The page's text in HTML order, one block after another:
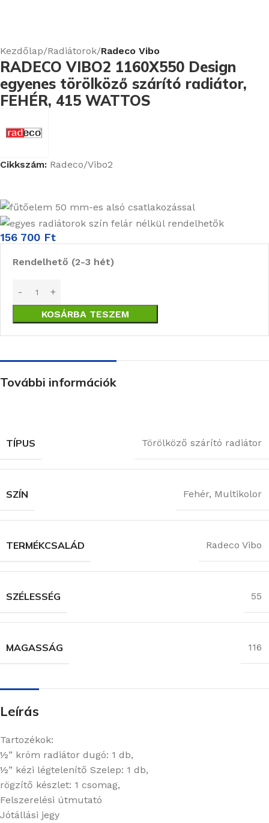
Kezdőlap Radiátorok Radeco Vibo
RADECO VIBO2 1160X550 Design
egyenes törölköző szárító radiátor,
FEHÉR, 415 WATTOS
Cikkszám: Radeco/Vibo2
156 700 Ft
Rendelhető (2-3 hét)
KOSÁRBA TESZEM
További információk
TÍPUS Törölköző szárító radiátor
SZÍN Fehér, Multikolor
TERMÉKCSALÁD Radeco Vibo
SZÉLESSÉG 55
MAGASSÁG 116
Leírás
Tartozékok:
½” króm radiátor dugó: 1 db,
½” kézi légtelenítő Szelep: 1 db,
rögzítő készlet: 1 csomag,
Felszerelési útmutató
Jótállási jegy